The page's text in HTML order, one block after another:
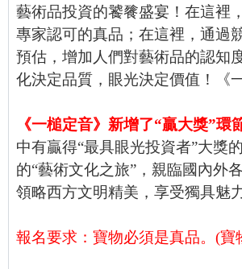
藝術品投資的饕餮盛宴！在這裡
專家認可的真品；在這裡，通過
預估，增加人們對藝術品的認知
化決定品質，眼光決定價值！《
《一槌定音》新增了“贏大獎”環
中有贏得“最具眼光投資者”大獎
的“藝術文化之旅” ，親臨國內外
領略西方文明精美，享受獨具魅
報名要求：寶物必須是真品。(寶